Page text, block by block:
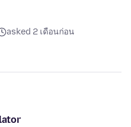
asked 2 เดือนก่อน